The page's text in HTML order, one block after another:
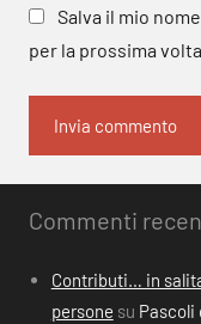
Salva il mio
per la prossima
Commenti
Contributi… in
persone su Pascoli